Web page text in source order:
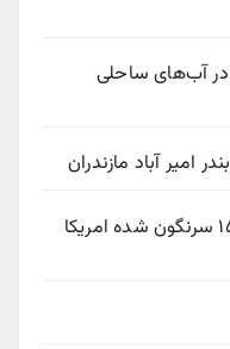
شدن در آب‌های ساحلی
انتشار برای اولین بار / لاشه اف۱۵ سرنگون شده امریکا